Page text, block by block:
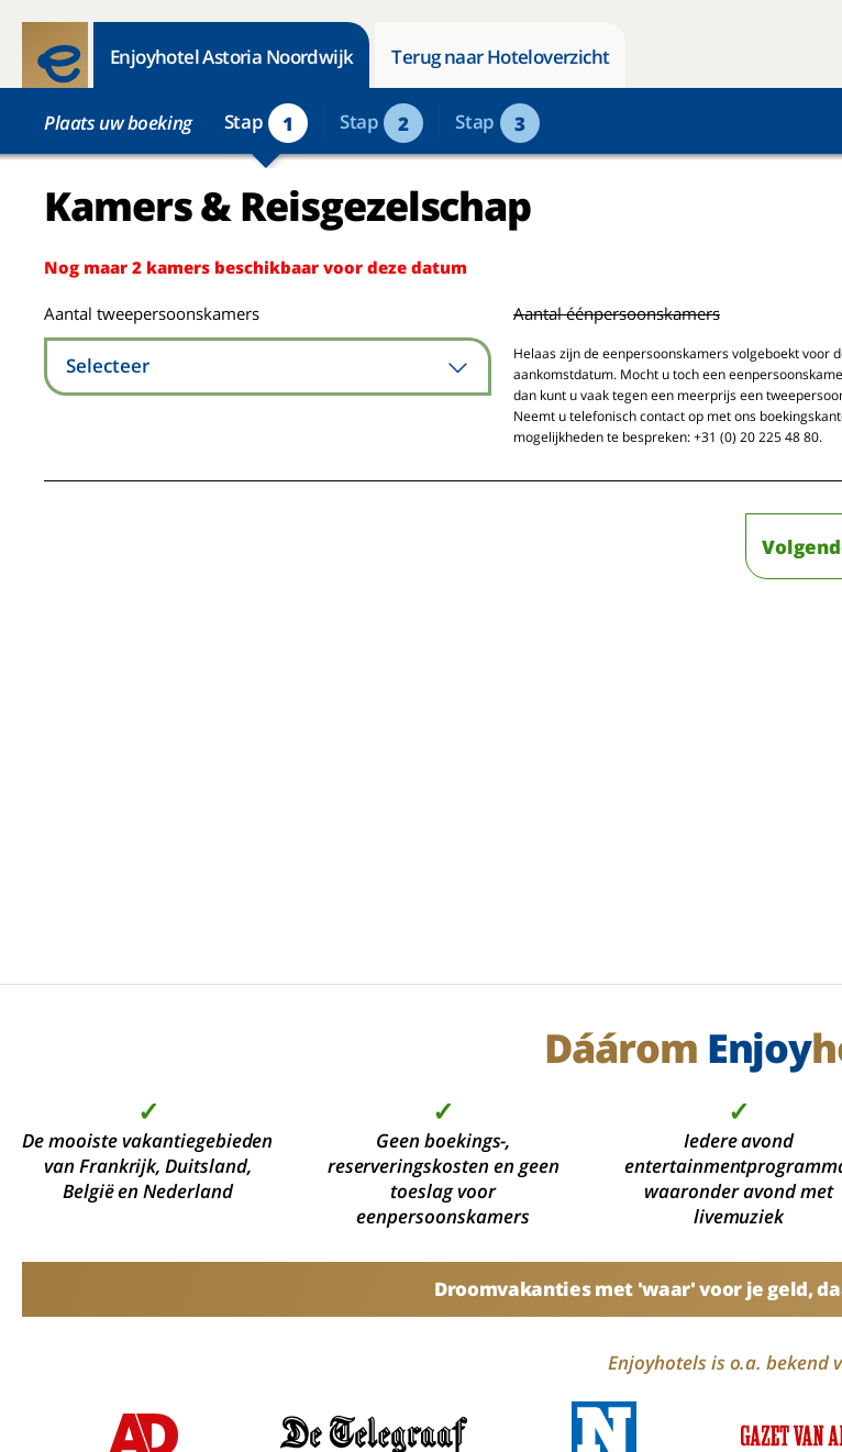
Enjoyhotel Astoria Noordwijk Terug naar Hoteloverzicht
Plaats uw boeking Stap 1 Stap 2 Stap 3
Kamers & Reisgezelschap
Nog maar 2 kamers beschikbaar voor deze datum
Aantal tweepersoonskamers
Selecteer
Aantal éénpersoonskamers
Helaas zijn de eenpersoonskamers volgeboekt voor
aankomstdatum. Mocht u toch een
dan kunt u vaak tegen een meerprijs een
Neemt u telefonisch contact op met ons
mogelijkheden te bespreken: +31 (0) 20 225 48 80.
Dáárom Enjoy
✓
De mooiste vakantiegebieden
van Frankrijk, Duitsland,
België en Nederland
✓
Geen boekings-,
reserveringskosten en geen
toeslag voor
eenpersoonskamers
✓
Iedere avond
waaronder avond met
livemuziek
Droomvakanties met 'waar' voor je geld,
Enjoyhotels is o.a. bekend